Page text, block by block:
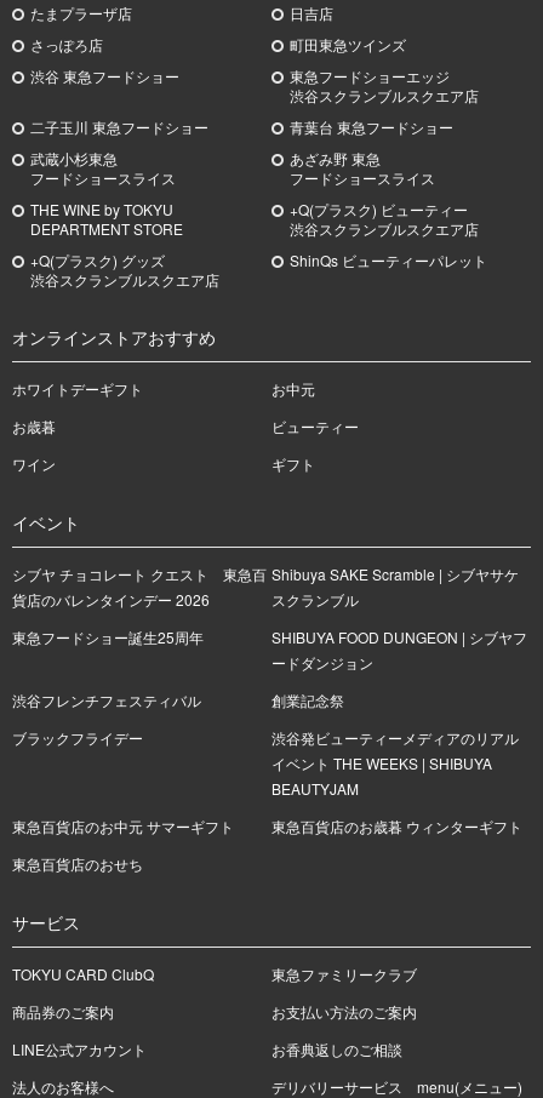
たまプラーザ店
日吉店
さっぽろ店
町田東急ツインズ
渋谷 東急フードショー
東急フードショーエッジ
渋谷スクランブルスクエア店
二子玉川 東急フードショー
青葉台 東急フードショー
武蔵小杉東急
フードショースライス
あざみ野東急
フードショースライス
THE WINE by TOKYU
DEPARTMENT STORE
+Q(プラスク) ビューティー
渋谷スクランブルスクエア店
+Q(プラスク) グッズ
渋谷スクランブルスクエア店
ShinQs ビューティーパレット
オンラインストアおすすめ
ホワイトデーギフト
お中元
お歳暮
ビューティー
ワイン
ギフト
イベント
シブヤ チョコレート クエスト 東急百
貨店のバレンタインデー 2026
Shibuya SAKE Scramble | シブヤサケ
スクランブル
東急フードショー誕生25周年
SHIBUYA FOOD DUNGEON | シブヤフ
ードダンジョン
渋谷フレンチフェスティバル
創業記念祭
ブラックフライデー
渋谷発ビューティーメディアのリアル
イベント THE WEEKS | SHIBUYA
BEAUTYJAM
東急百貨店のお中元 サマーギフト
東急百貨店のお歳暮 ウィンターギフト
東急百貨店のおせち
サービス
TOKYU CARD ClubQ
東急ファミリークラブ
商品券のご案内
お支払い方法のご案内
LINE公式アカウント
お香典返しのご相談
法人のお客様へ
デリバリーサービス menu(メニュー)